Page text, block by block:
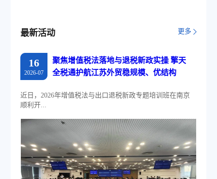
最新活动 更多
16
2026-07
聚焦增值税法落地与退税新政实操 擎天
全税通护航江苏外贸稳规模、优结构
近日，2026年增值税法与出口退税新政专题培训班在南京
顺利开...